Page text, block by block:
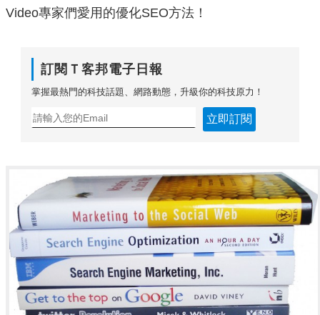
Video專家們愛用的優化SEO方法！
訂閱Ｔ客邦電子日報
掌握最熱門的科技話題、網路動態，升級你的科技原力！
立即訂閱